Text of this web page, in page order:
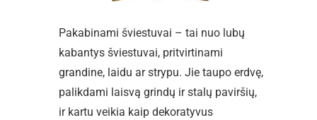
Pakabinami šviestuvai – tai nuo lubų
kabantys šviestuvai, pritvirtinami
grandine, laidu ar strypu. Jie taupo erdvę,
palikdami laisvą grindų ir stalų paviršių,
ir kartu veikia kaip dekoratyvus